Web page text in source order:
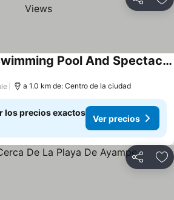
Compartir
Casa Del Mar - Swimming Pool And Spectacular Ocean Views
a 1.0 km de: Centro de la ciudad
los precios exactos
Ver precios
Compartir